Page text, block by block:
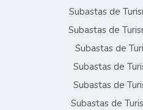
Subastas de
Subastas de
Subastas de
Subastas de
Subastas de
Subastas de